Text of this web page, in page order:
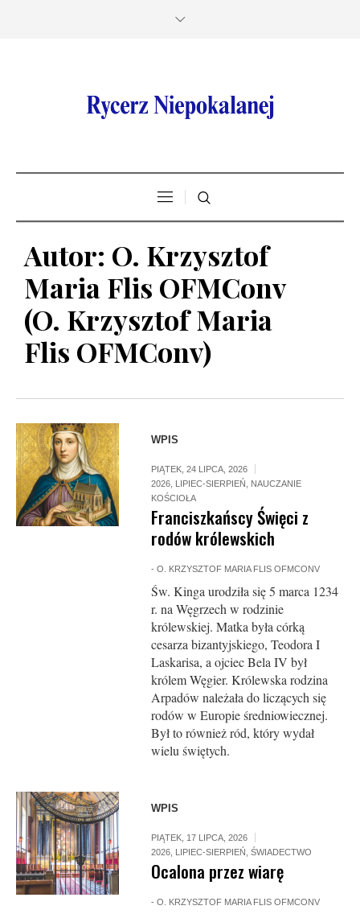
Autor: O. Krzysztof
Maria Flis OFMConv
(O. Krzysztof Maria
Flis OFMConv)
WPIS
PIĄTEK, 24 LIPCA, 2026
2026 LIPIEC-SIERPIEŃ
NAUCZANIE
KOŚCIOŁA
Franciszkańscy Święci z
rodów królewskich
-O. KRZYSZTOF MARIA FLIS OFMCONV
Św. Kinga urodziła się 5 marca 1234
r. na Węgrzech w rodzinie
królewskiej. Matka była córką
cesarza bizantyjskiego, Teodora I
Laskarisa, a ojciec Bela IV był
królem Węgier. Królewska rodzina
Arpadów należała do liczących się
rodów w Europie średniowiecznej.
Był to również ród, który wydał
wielu świętych.
WPIS
PIĄTEK, 17 LIPCA, 2026
2026 LIPIEC-SIERPIEŃ ,ŚWIADECTWO
Ocalona przez wiarę
-O. KRZYSZTOF MARIA FLIS OFMCONV